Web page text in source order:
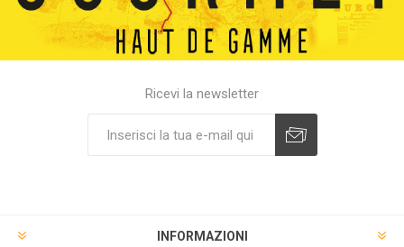
Ricevi la newsletter
INFORMAZIONI